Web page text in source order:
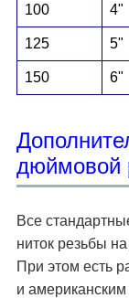
100 4"
125 5"
150 6"
дюймовой
Все
ниток резьбы
При этом есть
и